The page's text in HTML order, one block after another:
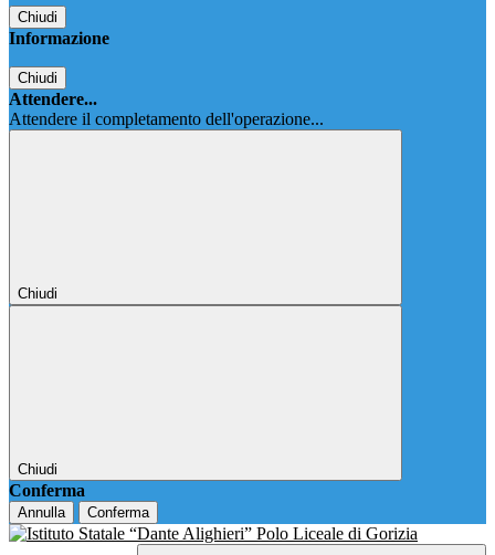
Chiudi
Informazione
Chiudi
Attendere...
Attendere il completamento dell'operazione...
Chiudi
Chiudi
Conferma
Annulla Conferma